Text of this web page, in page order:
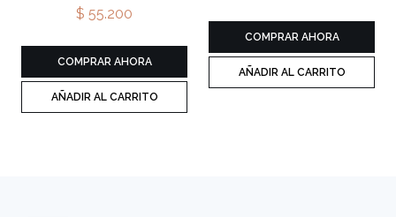
$ 55.200
COMPRAR AHORA
AÑADIR AL CARRITO
COMPRAR AHORA
AÑADIR AL CARRITO